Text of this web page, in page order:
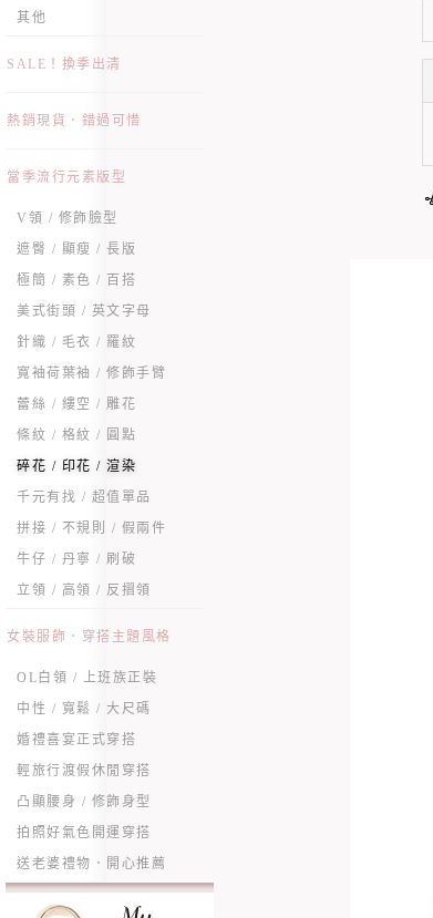
其他
SALE！換季出清
熱銷現貨．錯過可惜
當季流行元素版型
V領 / 修飾臉型
遮臀 / 顯瘦 / 長版
極簡 / 素色 / 百搭
美式街頭 / 英文字母
針織 / 毛衣 / 羅紋
寬袖荷葉袖 / 修飾手臂
蕾絲 / 縷空 / 雕花
條紋 / 格紋 / 圓點
碎花 / 印花 / 渲染
千元有找 / 超值單品
拼接 / 不規則 / 假兩件
牛仔 / 丹寧 / 刷破
立領 / 高領 / 反摺領
女裝服飾．穿搭主題風格
OL白領 / 上班族正裝
中性 / 寬鬆 / 大尺碼
婚禮喜宴正式穿搭
輕旅行渡假休閒穿搭
凸顯腰身 / 修飾身型
拍照好氣色開運穿搭
送老婆禮物．開心推薦